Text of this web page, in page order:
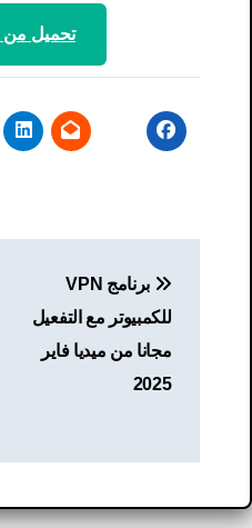
تحميل من
المقالات
برنامج VPN
للكمبيوتر مع التفعيل
مجانا من ميديا ​​فاير
2025